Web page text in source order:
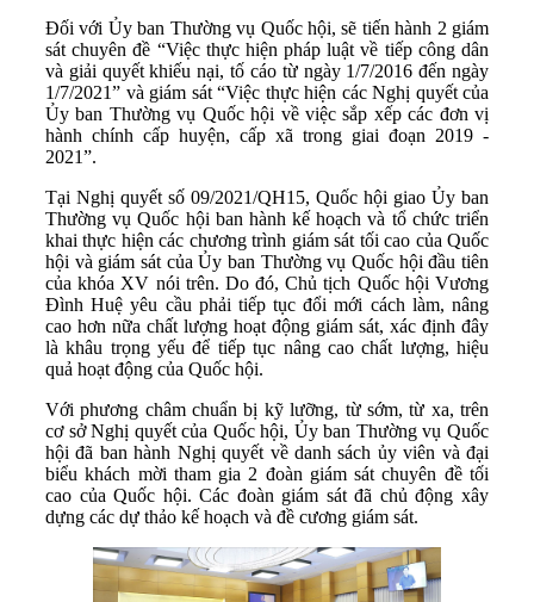
Đối với Ủy ban Thường vụ Quốc hội, sẽ tiến hành 2 giám
sát chuyên đề “Việc thực hiện pháp luật về tiếp công dân
và giải quyết khiếu nại, tố cáo từ ngày 1/7/2016 đến ngày
1/7/2021” và giám sát “Việc thực hiện các Nghị quyết của
Ủy ban Thường vụ Quốc hội về việc sắp xếp các đơn vị
hành chính cấp huyện, cấp xã trong giai đoạn 2019 -
2021”.
Tại Nghị quyết số 09/2021/QH15, Quốc hội giao Ủy ban
Thường vụ Quốc hội ban hành kế hoạch và tổ chức triển
khai thực hiện các chương trình giám sát tối cao của Quốc
hội và giám sát của Ủy ban Thường vụ Quốc hội đầu tiên
của khóa XV nói trên. Do đó, Chủ tịch Quốc hội Vương
Đình Huệ yêu cầu phải tiếp tục đổi mới cách làm, nâng
cao hơn nữa chất lượng hoạt động giám sát, xác định đây
là khâu trọng yếu để tiếp tục nâng cao chất lượng, hiệu
quả hoạt động của Quốc hội.
Với phương châm chuẩn bị kỹ lưỡng, từ sớm, từ xa, trên
cơ sở Nghị quyết của Quốc hội, Ủy ban Thường vụ Quốc
hội đã ban hành Nghị quyết về danh sách ủy viên và đại
biểu khách mời tham gia 2 đoàn giám sát chuyên đề tối
cao của Quốc hội. Các đoàn giám sát đã chủ động xây
dựng các dự thảo kế hoạch và đề cương giám sát.